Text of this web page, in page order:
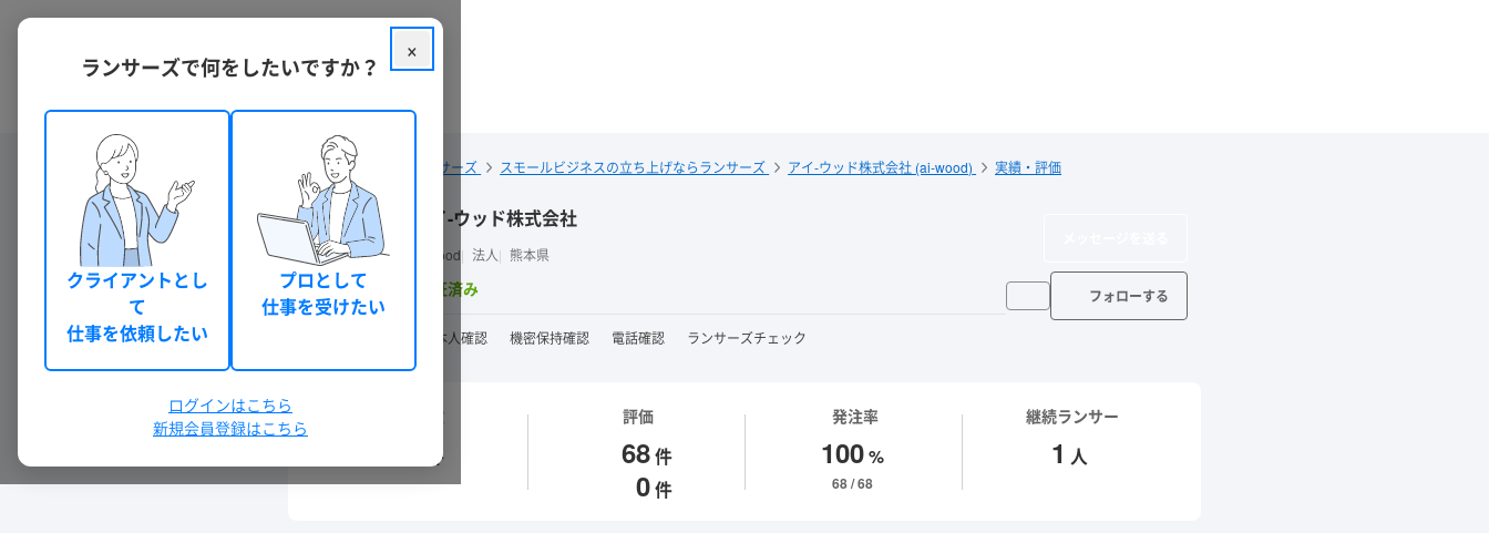
クラウドソーシング ランサーズ スモールビジネスの立ち上げならランサーズ アイ-ウッド株式会社 (ai-wood) 実績・評価
アイ-ウッド株式会社
ai-wood 法人 熊本県
認証済み
本人確認 機密保持確認 電話確認 ランサーズチェック
フォロー
発注数
件
評価
68件
0件
発注率
100%
68 / 68
継続ランサー
1 人
×
ランサーズで何をしたいですか？
クライアントとし
て
仕事を依頼したい
プロとして
仕事を受けたい
ログインはこちら
新規会員登録はこちら